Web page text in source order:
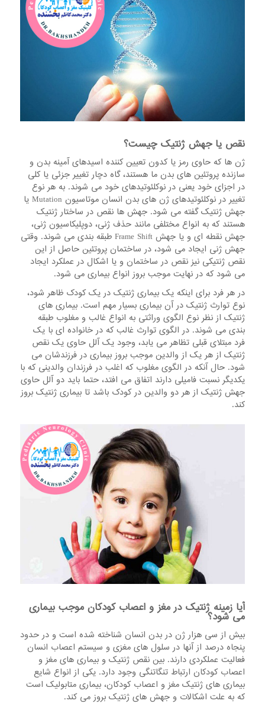
نقص یا جهش ژنتیک چیست؟
ژن ها که حاوی رمز یا کدون تعیین کننده اسیدهای آمینه بدن و
سازنده پروتئین های بدن ما هستند، گاه دچار تغییر جزئی یا کلی
در اجزای خود یعنی در نوکلئوتیدهای خود می شوند. به هر نوع
تغییر در نوکلئوتیدهای ژن های بدن انسان موتاسیون Mutation یا
جهش ژنتیک گفته می شود. جهش ها نقص در ساختار ژنتیک
هستند که به انواع مختلفی مانند حذف ژنی، دوپلیکاسیون ژنی،
جهش نقطه ای و یا جهش Frame Shift طبقه بندی می شوند. وقتی
جهش ژنی ایجاد می شود، در ساختمان پروتئین حاصل از این
نقص ژنتیکی نیز نقص در ساختمان و یا اشکال در عملکرد ایجاد
می شود که در نهایت موجب بروز انواع بیماری می شود.
در هر فرد برای اینکه یک بیماری ژنتیک در یک کودک ظاهر شود،
نوع توارث ژنتیک در آن بیماری بسیار مهم است. بیماری های
ژنتیک از نظر نوع الگوی وراثتی به انواع غالب و مغلوب طبقه
بندی می شوند. در الگوی توارث غالب که در خانواده ای با یک
فرد مبتلای قبلی تظاهر می یابد، وجود یک آلل حاوی یک نقص
ژنتیک از هر یک از والدین موجب بروز بیماری در فرزندشان می
شود. حال آنکه در الگوی مغلوب که اغلب در فرزندان والدینی که با
یکدیگر نسبت فامیلی دارند اتفاق می افتد، حتما باید دو آلل حاوی
جهش ژنتیک از هر دو والدین در کودک باشد تا بیماری ژنتیک بروز
کند.
آیا زمینه ژنتیک در مغز و اعصاب کودکان موجب بیماری
می شود؟
بیش از سی هزار ژن در بدن انسان شناخته شده است و در حدود
پنجاه درصد از آنها در سلول های مغزی و سیستم اعصاب انسان
فعالیت عملکردی دارند. بین نقص ژنتیک و بیماری های مغز و
اعصاب کودکان ارتباط تنگاتنگی وجود دارد. یکی از انواع شایع
بیماری های ژنتیک مغز و اعصاب کودکان، بیماری متابولیک است
که به علت اشکالات و جهش های ژنتیک بروز می کند.